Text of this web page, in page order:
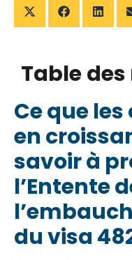
Table
Ce que
en
savoir à
l’Entente
du visa